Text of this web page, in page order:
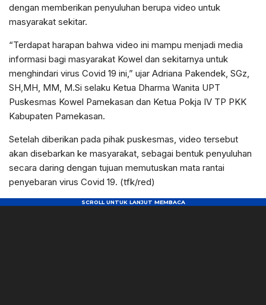
dengan memberikan penyuluhan berupa video untuk
masyarakat sekitar.
“Terdapat harapan bahwa video ini mampu menjadi media
informasi bagi masyarakat Kowel dan sekitarnya untuk
menghindari virus Covid 19 ini,” ujar Adriana Pakendek, SGz,
SH,MH, MM, M.Si selaku Ketua Dharma Wanita UPT
Puskesmas Kowel Pamekasan dan Ketua Pokja IV TP PKK
Kabupaten Pamekasan.
Setelah diberikan pada pihak puskesmas, video tersebut
akan disebarkan ke masyarakat, sebagai bentuk penyuluhan
secara daring dengan tujuan memutuskan mata rantai
penyebaran virus Covid 19. (tfk/red)